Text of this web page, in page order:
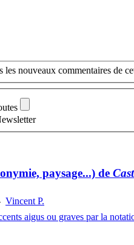
les nouveaux commentaires de
paysage...) de
Vincent P.
aigus ou graves par la